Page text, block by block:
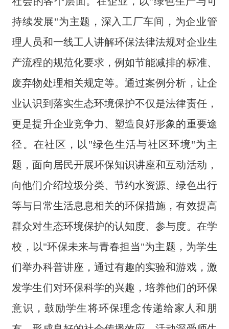
持续发展"为主题，深入工厂车间，为企业管
理人员和一线工人讲解环保法律法规对企业生
产流程的规范化要求，例如节能减排的标准、
废弃物处理相关规定等。通过案例分析，让企
业认识到落实生态环境保护不仅是法律责任，
更是提升企业竞争力、塑造良好形象的重要途
径。在社区，以"绿色生活与社区环境"为主
题，面向居民开展环保知识讲座和互动活动，
向他们介绍垃圾分类、节约水资源、绿色出行
等与日常生活息息相关的环保措施，有效提高
群众对生态环境保护的认知度、参与度。在学
校，以"环保未来与青春担当"为主题，为学生
们举办科普讲座，通过有趣的实验和游戏，激
发学生们对环保科学的兴趣，培养他们的环保
意识，鼓励学生将环保理念传递给家人和朋